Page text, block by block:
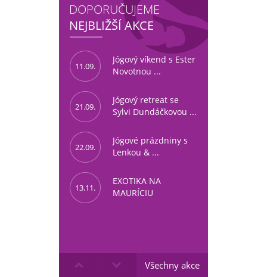
DOPORUČUJEME
NEJBLIŽŠÍ AKCE
11.09.
Jógový víkend s Ester
Novotnou ...
21.09.
Jógový retreat se
Sylvi Dundáčkovou ...
22.09.
Jógové prázdniny s
Lenkou & ...
13.11.
EXOTIKA NA
MAURÍCIU
Všechny akce